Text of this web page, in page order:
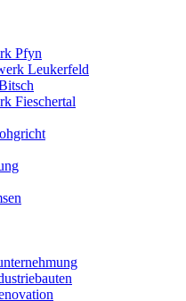
Pfyn
Leukerfeld
Fieschertal